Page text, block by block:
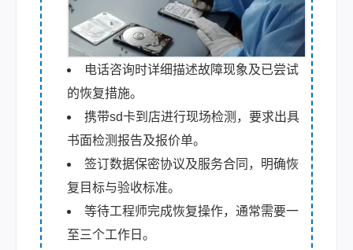
电话咨询时详细描述故障现象及已尝试
的恢复措施。
携带sd卡到店进行现场检测，要求出具
书面检测报告及报价单。
签订数据保密协议及服务合同，明确恢
复目标与验收标准。
等待工程师完成恢复操作，通常需要一
至三个工作日。